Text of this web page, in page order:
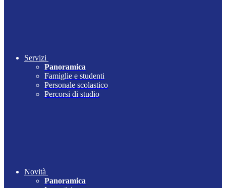
Servizi
Panoramica
Famiglie e studenti
Personale scolastico
Percorsi di studio
Novità
Panoramica